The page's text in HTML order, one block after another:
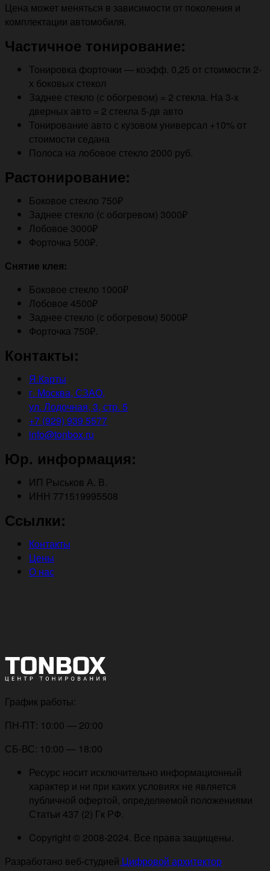
Цена может меняться в зависимости от поколения и
комплектации автомобиля.
Частичное тонирование:
Тонировка форточки — коэфф. 0,25 от стоимости 2-
х боковых стекол
Заднее стекло (с обогревом) = 2 стекла. На 3-х
дверных авто = 2 стекла 5-дв авто
Тонирование авто с кузовом универсал +10% от
стоимости седана
Полоса на лобовое стекло 2000 руб.
Растонирование:
Боковое стекло 750₽
Заднее стекло (с обогревом) 3000₽
Лобовое 3000₽
Форточка 500₽.
Снятие клея:
Боковое стекло 1000₽
Лобовое 4500₽
Заднее стекло (с обогревом) 5000₽
Форточка 750₽.
Контакты:
Я.Карты
г. Москва, СЗАО,
ул. Лодочная, 3, стр. 5
+7 (929) 939 5577
info@tonbox.ru
Юр. информация:
ИП Рыськов А. В.
ИНН 771519995508
Ссылки:
Контакты
Цены
О нас
График работы:
ПН-ПТ: 10:00 — 20:00
СБ-ВС: 10:00 — 18:00
Ресурс носит исключительно информационный
характер и ни при каких условиях не является
публичной офертой, определяемой положениями
Статьи 437 (2) Гк РФ.
Copyright © 2008-2024. Все права защищены.
Разработано веб-студией Цифровой архитектор